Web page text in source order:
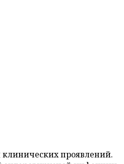
клинических проявлений.